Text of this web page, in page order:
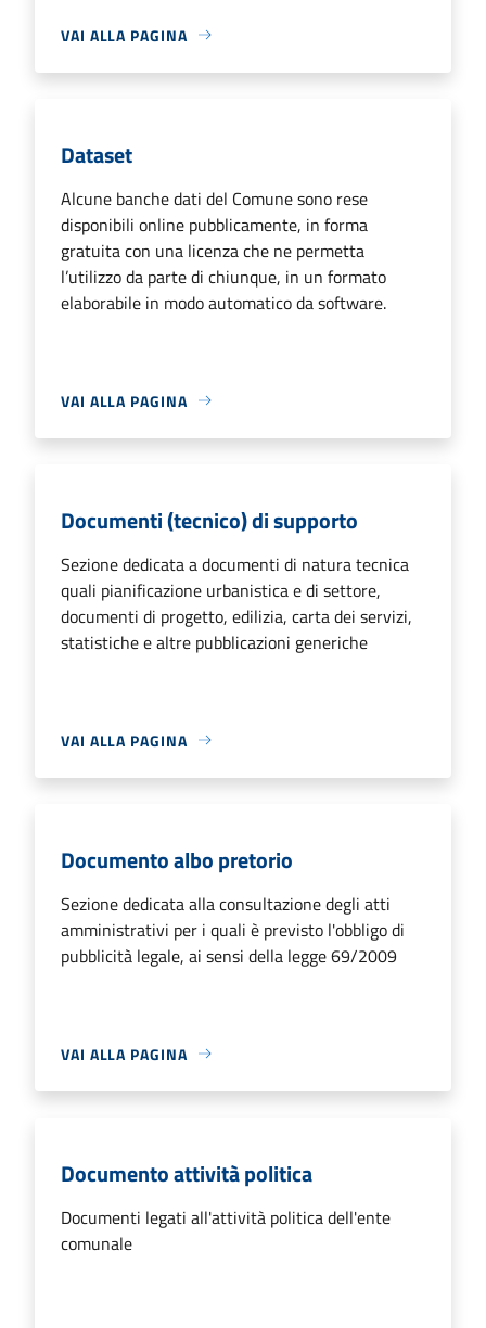
VAI ALLA PAGINA
Dataset
Alcune banche dati del Comune sono rese
disponibili online pubblicamente, in forma
gratuita con una licenza che ne permetta
l’utilizzo da parte di chiunque, in un formato
elaborabile in modo automatico da software.
VAI ALLA PAGINA
Documenti (tecnico) di supporto
Sezione dedicata a documenti di natura tecnica
quali pianificazione urbanistica e di settore,
documenti di progetto, edilizia, carta dei servizi,
statistiche e altre pubblicazioni generiche
VAI ALLA PAGINA
Documento albo pretorio
Sezione dedicata alla consultazione degli atti
amministrativi per i quali è previsto l'obbligo di
pubblicità legale, ai sensi della legge 69/2009
VAI ALLA PAGINA
Documento attività politica
Documenti legati all'attività politica dell'ente
comunale